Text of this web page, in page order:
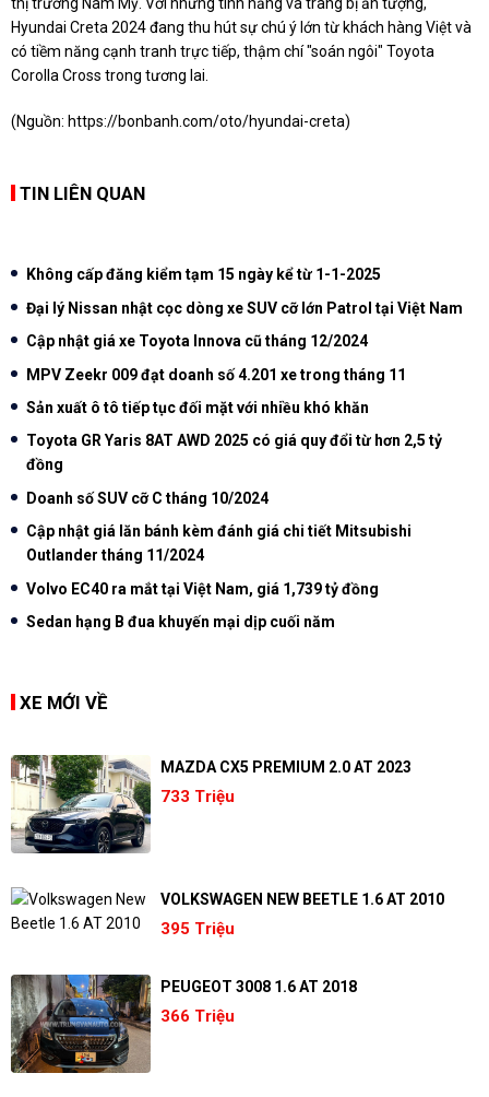
thị trường Nam Mỹ. Với những tính năng và trang bị ấn tượng,
Hyundai Creta 2024 đang thu hút sự chú ý lớn từ khách hàng Việt và
có tiềm năng cạnh tranh trực tiếp, thậm chí "soán ngôi" Toyota
Corolla Cross trong tương lai.
(Nguồn: https://bonbanh.com/oto/hyundai-creta)
TIN LIÊN QUAN
Không cấp đăng kiểm tạm 15 ngày kể từ 1-1-2025
Đại lý Nissan nhật cọc dòng xe SUV cỡ lớn Patrol tại Việt Nam
Cập nhật giá xe Toyota Innova cũ tháng 12/2024
MPV Zeekr 009 đạt doanh số 4.201 xe trong tháng 11
Sản xuất ô tô tiếp tục đối mặt với nhiều khó khăn
Toyota GR Yaris 8AT AWD 2025 có giá quy đổi từ hơn 2,5 tỷ
đồng
Doanh số SUV cỡ C tháng 10/2024
Cập nhật giá lăn bánh kèm đánh giá chi tiết Mitsubishi
Outlander tháng 11/2024
Volvo EC40 ra mắt tại Việt Nam, giá 1,739 tỷ đồng
Sedan hạng B đua khuyến mại dịp cuối năm
XE MỚI VỀ
MAZDA CX5 PREMIUM 2.0 AT 2023
733 Triệu
VOLKSWAGEN NEW BEETLE 1.6 AT 2010
395 Triệu
PEUGEOT 3008 1.6 AT 2018
366 Triệu